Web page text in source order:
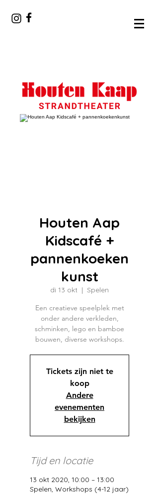
Houten Aap
Kidscafé +
pannenkoeken
kunst
di 13 okt
  |
Spelen
Een creatieve speelplek met
onder andere verkleden,
schminken, lego en bamboe
bouwen, diverse workshops.
Tickets zijn niet te
koop
Andere
evenementen
bekijken
Tijd en locatie
13 okt 2020, 10:00 – 13:00
Spelen, Workshops (4-12 jaar)